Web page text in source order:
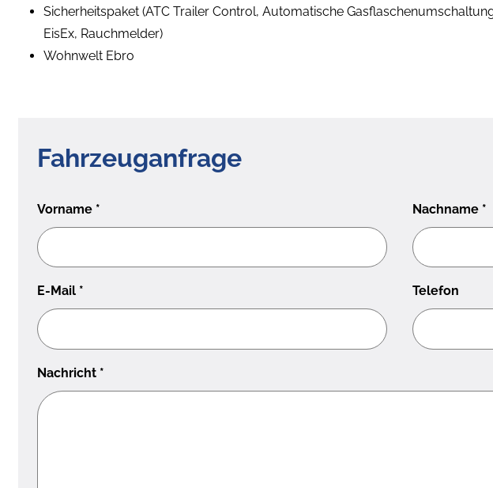
Sicherheitspaket (ATC Trailer Control, Automatische
EisEx, Rauchmelder)
Wohnwelt Ebro
Fahrzeuganfrage
Vorname * Nachname *
E-Mail * Telefon
Nachricht *